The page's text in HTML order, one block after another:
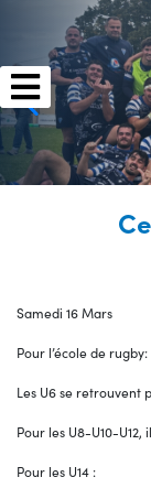
Samedi 16 Mars
Pour l’école de rugby:
Les U6 se retrouvent
Pour les U8-U10-
Pour les U14 :